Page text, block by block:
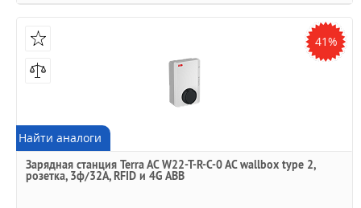
41%
Найти аналоги
Зарядная станция Terra AC W22-T-R-C-0 AC wallbox type 2,
розетка, 3ф/32A, RFID и 4G ABB